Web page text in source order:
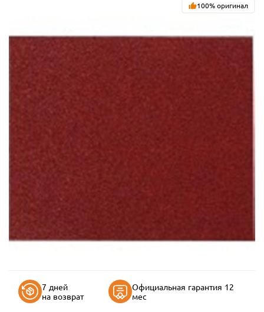
100% оригинал
7 дней
на возврат
Официальная гарантия 12
мес